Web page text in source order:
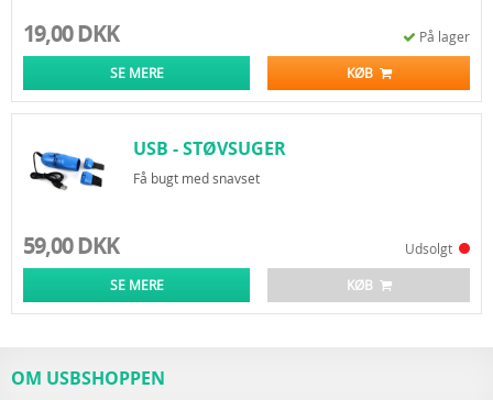
19,00 DKK På lager
SE MERE KØB
USB - STØVSUGER
Få bugt med snavset
59,00 DKK Udsolgt
SE MERE KØB
OM USBSHOPPEN